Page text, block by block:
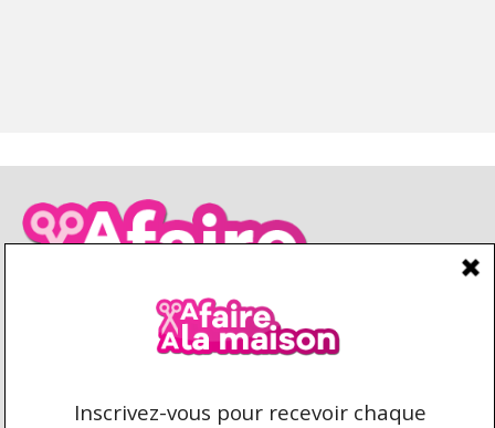
CONDITIONS D’UTILISATION CONTACT